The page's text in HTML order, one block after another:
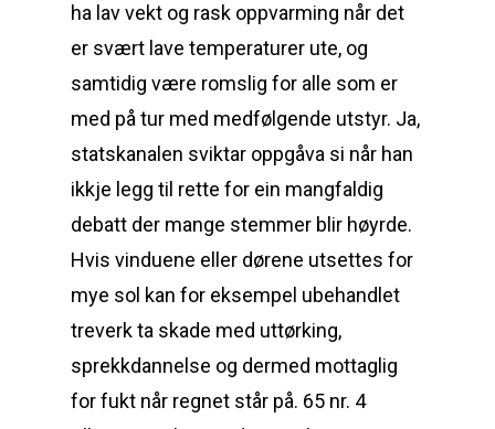
ha lav vekt og rask oppvarming når det
er svært lave temperaturer ute, og
samtidig være romslig for alle som er
med på tur med medfølgende utstyr. Ja,
statskanalen sviktar oppgåva si når han
ikkje legg til rette for ein mangfaldig
debatt der mange stemmer blir høyrde.
Hvis vinduene eller dørene utsettes for
mye sol kan for eksempel ubehandlet
treverk ta skade med uttørking,
sprekkdannelse og dermed mottaglig
for fukt når regnet står på. 65 nr. 4